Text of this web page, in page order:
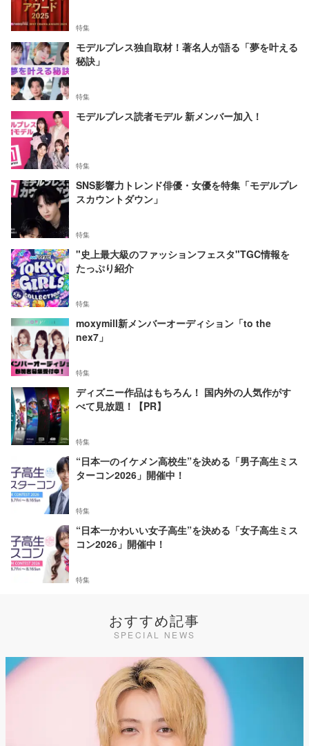
特集
モデルプレス独自取材！著名人が語る「夢を叶える
秘訣」
特集
モデルプレス読者モデル 新メンバー加入！
特集
SNS影響力トレンド俳優・女優を特集「モデルプレ
スカウントダウン」
特集
"史上最大級のファッションフェスタ"TGC情報を
たっぷり紹介
特集
moxymill新メンバーオーディション「to the
nex7」
特集
ディズニー作品はもちろん！ 国内外の人気作がす
べて見放題！【PR】
特集
“日本一のイケメン高校生”を決める「男子高生ミス
ターコン2026」開催中！
特集
“日本一かわいい女子高生”を決める「女子高生ミス
コン2026」開催中！
特集
おすすめ記事
SPECIAL NEWS